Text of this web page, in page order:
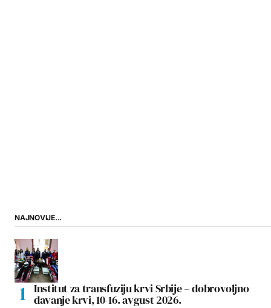
NAJNOVIJE...
Institut za transfuziju krvi Srbije – dobrovoljno
davanje krvi, 10-16. avgust 2026.